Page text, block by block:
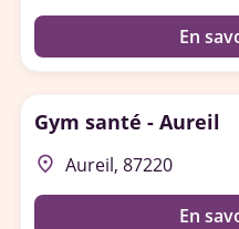
En
Gym santé - Aureil
place Aureil, 87220
En